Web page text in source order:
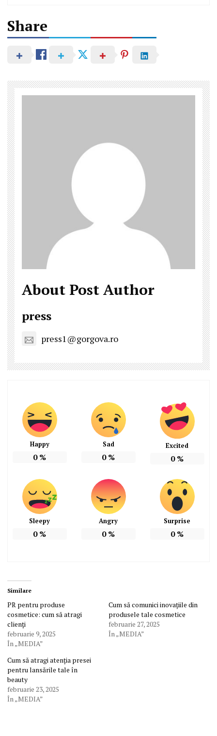
Share
About Post Author
press
press1@gorgova.ro
Happy
0%
Sad
0%
Excited
0%
Sleepy
0%
Angry
0%
Surprise
0%
Similare
PR pentru produse
cosmetice: cum să atragi
clienți
februarie 9, 2025
În „MEDIA”
Cum să comunici inovațiile din
produsele tale cosmetice
februarie 27, 2025
În „MEDIA”
Cum să atragi atenția presei
pentru lansările tale în
beauty
februarie 23, 2025
În „MEDIA”